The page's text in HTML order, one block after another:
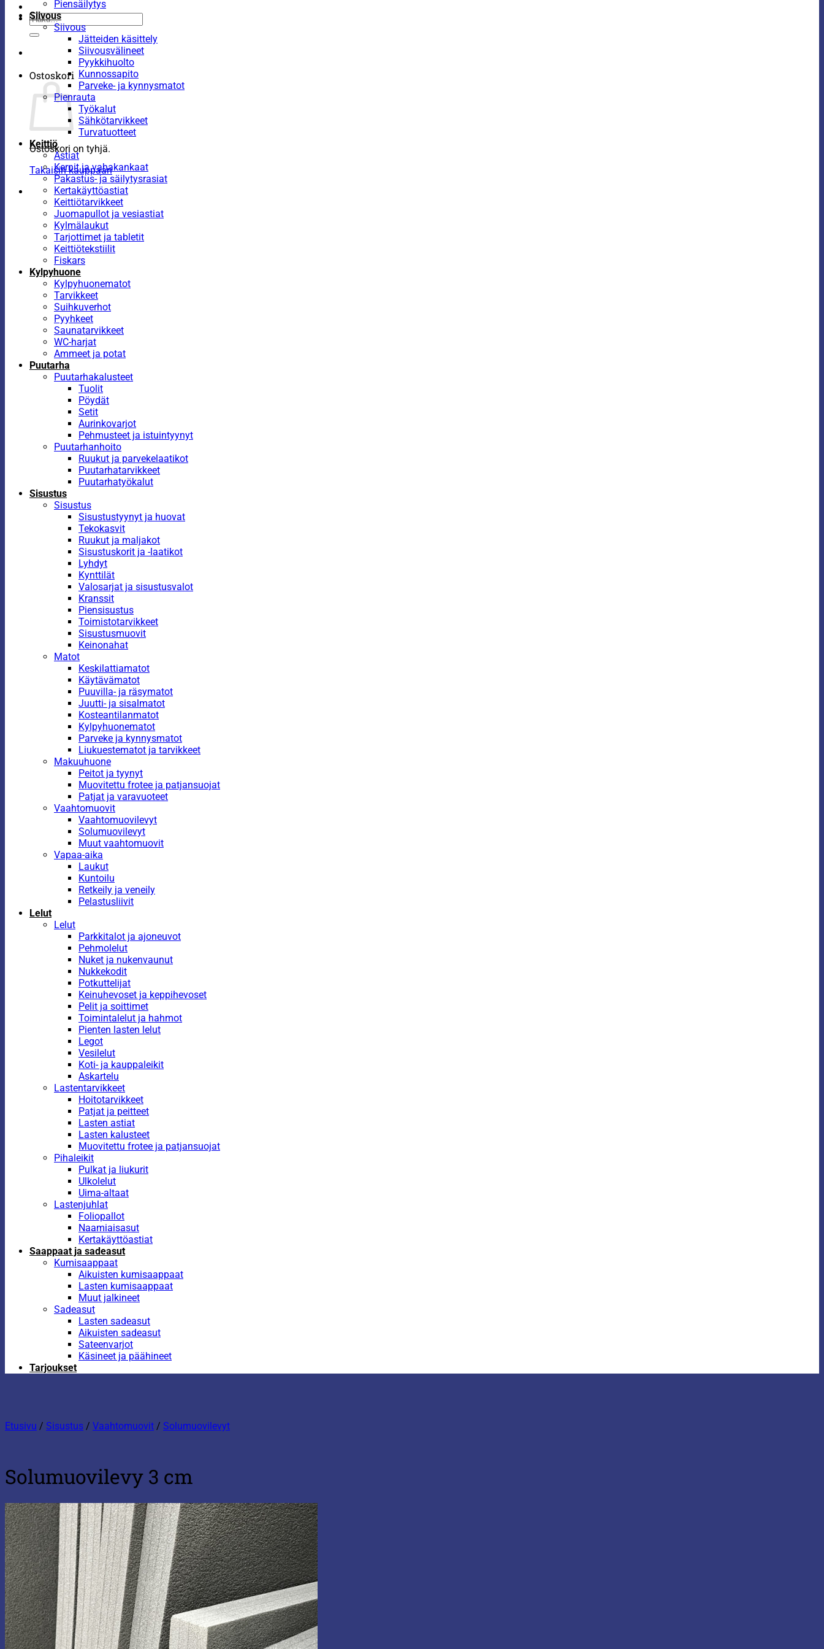
Etsi:
Ostoskori
Ostoskori on tyhjä.
Takaisin kauppaan
Piensäilytys
Siivous
Siivous
Jätteiden käsittely
Siivousvälineet
Pyykkihuolto
Kunnossapito
Parveke- ja kynnysmatot
Pienrauta
Työkalut
Sähkötarvikkeet
Turvatuotteet
Keittiö
Astiat
Kernit ja vahakankaat
Pakastus- ja säilytysrasiat
Kertakäyttöastiat
Keittiötarvikkeet
Juomapullot ja vesiastiat
Kylmälaukut
Tarjottimet ja tabletit
Keittiötekstiilit
Fiskars
Kylpyhuone
Kylpyhuonematot
Tarvikkeet
Suihkuverhot
Pyyhkeet
Saunatarvikkeet
WC-harjat
Ammeet ja potat
Puutarha
Puutarhakalusteet
Tuolit
Pöydät
Setit
Aurinkovarjot
Pehmusteet ja istuintyynyt
Puutarhanhoito
Ruukut ja parvekelaatikot
Puutarhatarvikkeet
Puutarhatyökalut
Sisustus
Sisustus
Sisustustyynyt ja huovat
Tekokasvit
Ruukut ja maljakot
Sisustuskorit ja -laatikot
Lyhdyt
Kynttilät
Valosarjat ja sisustusvalot
Kranssit
Piensisustus
Toimistotarvikkeet
Sisustusmuovit
Keinonahat
Matot
Keskilattiamatot
Käytävämatot
Puuvilla- ja räsymatot
Juutti- ja sisalmatot
Kosteantilanmatot
Kylpyhuonematot
Parveke ja kynnysmatot
Liukuestematot ja tarvikkeet
Makuuhuone
Peitot ja tyynyt
Muovitettu frotee ja patjansuojat
Patjat ja varavuoteet
Vaahtomuovit
Vaahtomuovilevyt
Solumuovilevyt
Muut vaahtomuovit
Vapaa-aika
Laukut
Kuntoilu
Retkeily ja veneily
Pelastusliivit
Lelut
Lelut
Parkkitalot ja ajoneuvot
Pehmolelut
Nuket ja nukenvaunut
Nukkekodit
Potkuttelijat
Keinuhevoset ja keppihevoset
Pelit ja soittimet
Toimintalelut ja hahmot
Pienten lasten lelut
Legot
Vesilelut
Koti- ja kauppaleikit
Askartelu
Lastentarvikkeet
Hoitotarvikkeet
Patjat ja peitteet
Lasten astiat
Lasten kalusteet
Muovitettu frotee ja patjansuojat
Pihaleikit
Pulkat ja liukurit
Ulkolelut
Uima-altaat
Lastenjuhlat
Foliopallot
Naamiaisasut
Kertakäyttöastiat
Saappaat ja sadeasut
Kumisaappaat
Aikuisten kumisaappaat
Lasten kumisaappaat
Muut jalkineet
Sadeasut
Lasten sadeasut
Aikuisten sadeasut
Sateenvarjot
Käsineet ja päähineet
Tarjoukset
Etusivu / Sisustus / Vaahtomuovit / Solumuovilevyt
Solumuovilevy 3 cm